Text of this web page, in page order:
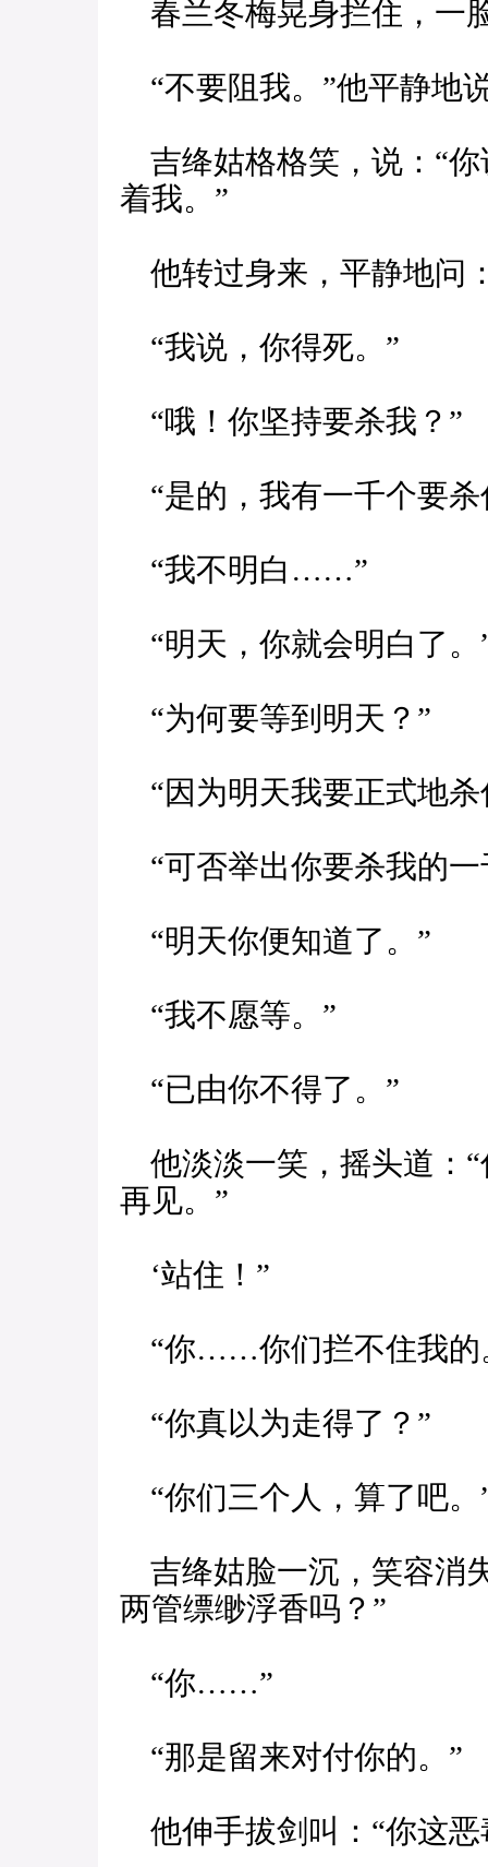
春兰冬梅晃身拦住，一
“不要阻我。”他平静地
吉绛姑格格笑，说：“
着我。”
他转过身来，平静地问
“我说，你得死。”
“哦！你坚持要杀我？”
“是的，我有一千个要杀
“我不明白……”
“明天，你就会明白了。
“为何要等到明天？”
“因为明天我要正式地杀
“可否举出你要杀我的一
“明天你便知道了。”
“我不愿等。”
“已由你不得了。”
他淡淡一笑，摇头道：
再见。”
‘站住！”
“你……你们拦不住我的
“你真以为走得了？”
“你们三个人，算了吧。
吉绛姑脸一沉，笑容消
两管缥缈浮香吗？”
“你……”
“那是留来对付你的。”
他伸手拔剑叫：“你这